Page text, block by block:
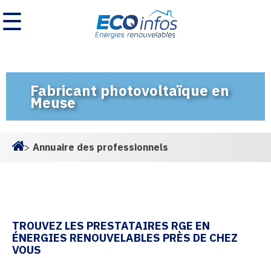
☰
Fabricant photovoltaïque en
Meuse
> Annuaire des professionnels
TROUVEZ LES PRESTATAIRES RGE EN
ÉNERGIES RENOUVELABLES PRÈS DE CHEZ
VOUS